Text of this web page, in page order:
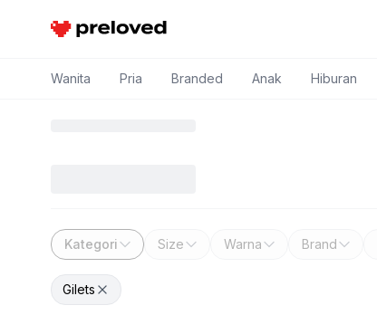
Preloved Indonesia
Wanita Pria Branded Anak Hiburan
Kategori Size Warna Brand
Gilets